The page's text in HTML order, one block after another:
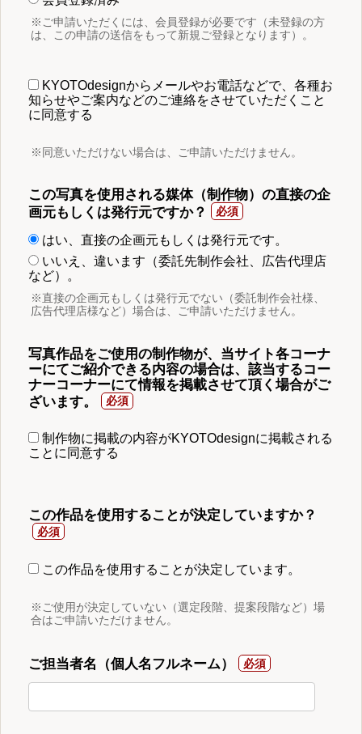
※ご申請いただくには、会員登録が必要です（未登録の方
は、この申請の送信をもって新規ご登録となります）。
KYOTOdesignからメールやお電話などで、各種お
知らせやご案内などのご連絡をさせていただくこと
に同意する
※同意いただけない場合は、ご申請いただけません。
この写真を使用される媒体（制作物）の直接の企
画元もしくは発行元ですか？
はい、直接の企画元もしくは発行元です。
いいえ、違います（委託先制作会社、広告代理店
など）。
※直接の企画元もしくは発行元でない（委託制作会社様、
広告代理店様など）場合は、ご申請いただけません。
写真作品をご使用の制作物が、当サイト各コーナ
ーにてご紹介できる内容の場合は、該当するコー
ナーコーナーにて情報を掲載させて頂く場合がご
ざいます。
制作物に掲載の内容がKYOTOdesignに掲載される
ことに同意する
この作品を使用することが決定していますか？
この作品を使用することが決定しています。
※ご使用が決定していない（選定段階、提案段階など）場
合はご申請いただけません。
ご担当者名（個人名フルネーム）